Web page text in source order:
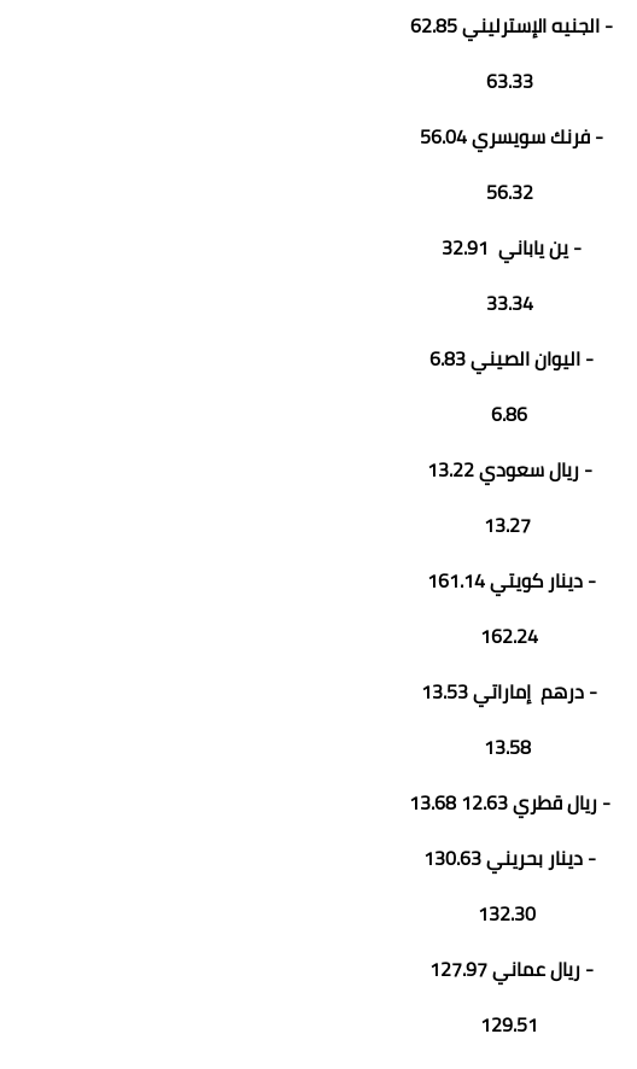
- الجنيه الإسترليني 62.85
63.33
- فرنك سويسري 56.04
56.32
- ين ياباني 32.91
33.34
- اليوان الصيني 6.83
6.86
- ريال سعودي 13.22
13.27
- دينار كويتي 161.14
162.24
- درهم إماراتي 13.53
13.58
- ريال قطري 12.63 13.68
- دينار بحريني 130.63
- ريال عماني 127.97
129.51